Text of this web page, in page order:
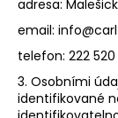
adresa:
email:
telefon: 222
3. Osobními
identifikované